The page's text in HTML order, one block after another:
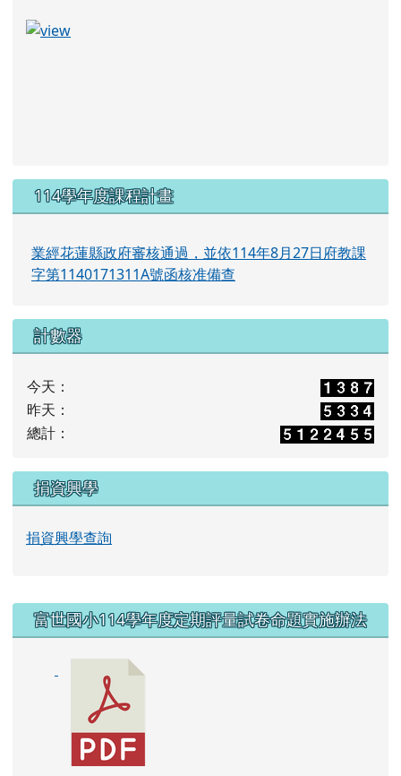
114學年度課程計畫
業經花蓮縣政府審核通過，並依114年8月27日府教課
字第1140171311A號函核准備查
計數器
今天：
昨天：
總計：
捐資興學
捐資興學查詢
右邊區域內容
富世國小114學年度定期評量試卷命題實施辦法